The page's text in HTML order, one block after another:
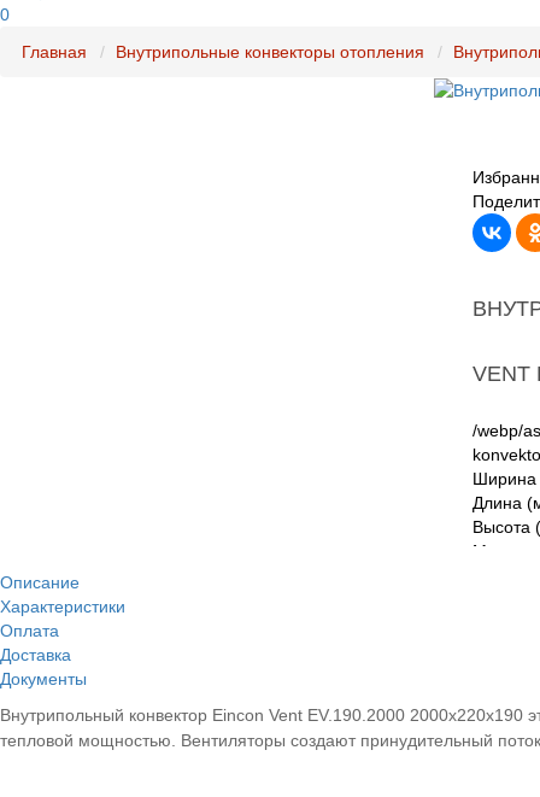
0
Главная Внутрипольные конвекторы отопления
VENT
/webp/
Длина
Цена:
В
Описание
Характеристики
Оплата
Доставка
Документы
Внутрипольный конвектор Eincon Vent EV.190.2000 2000x220x190
тепловой мощностью. Вентиляторы создают принудительный